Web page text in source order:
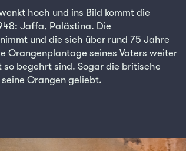
hoch und ins Bild kommt die
Jaffa, Palästina. Die
und die sich über rund 75 Jahre
Orangenplantage seines Vaters weiter
begehrt sind. Sogar die britische
Orangen geliebt.